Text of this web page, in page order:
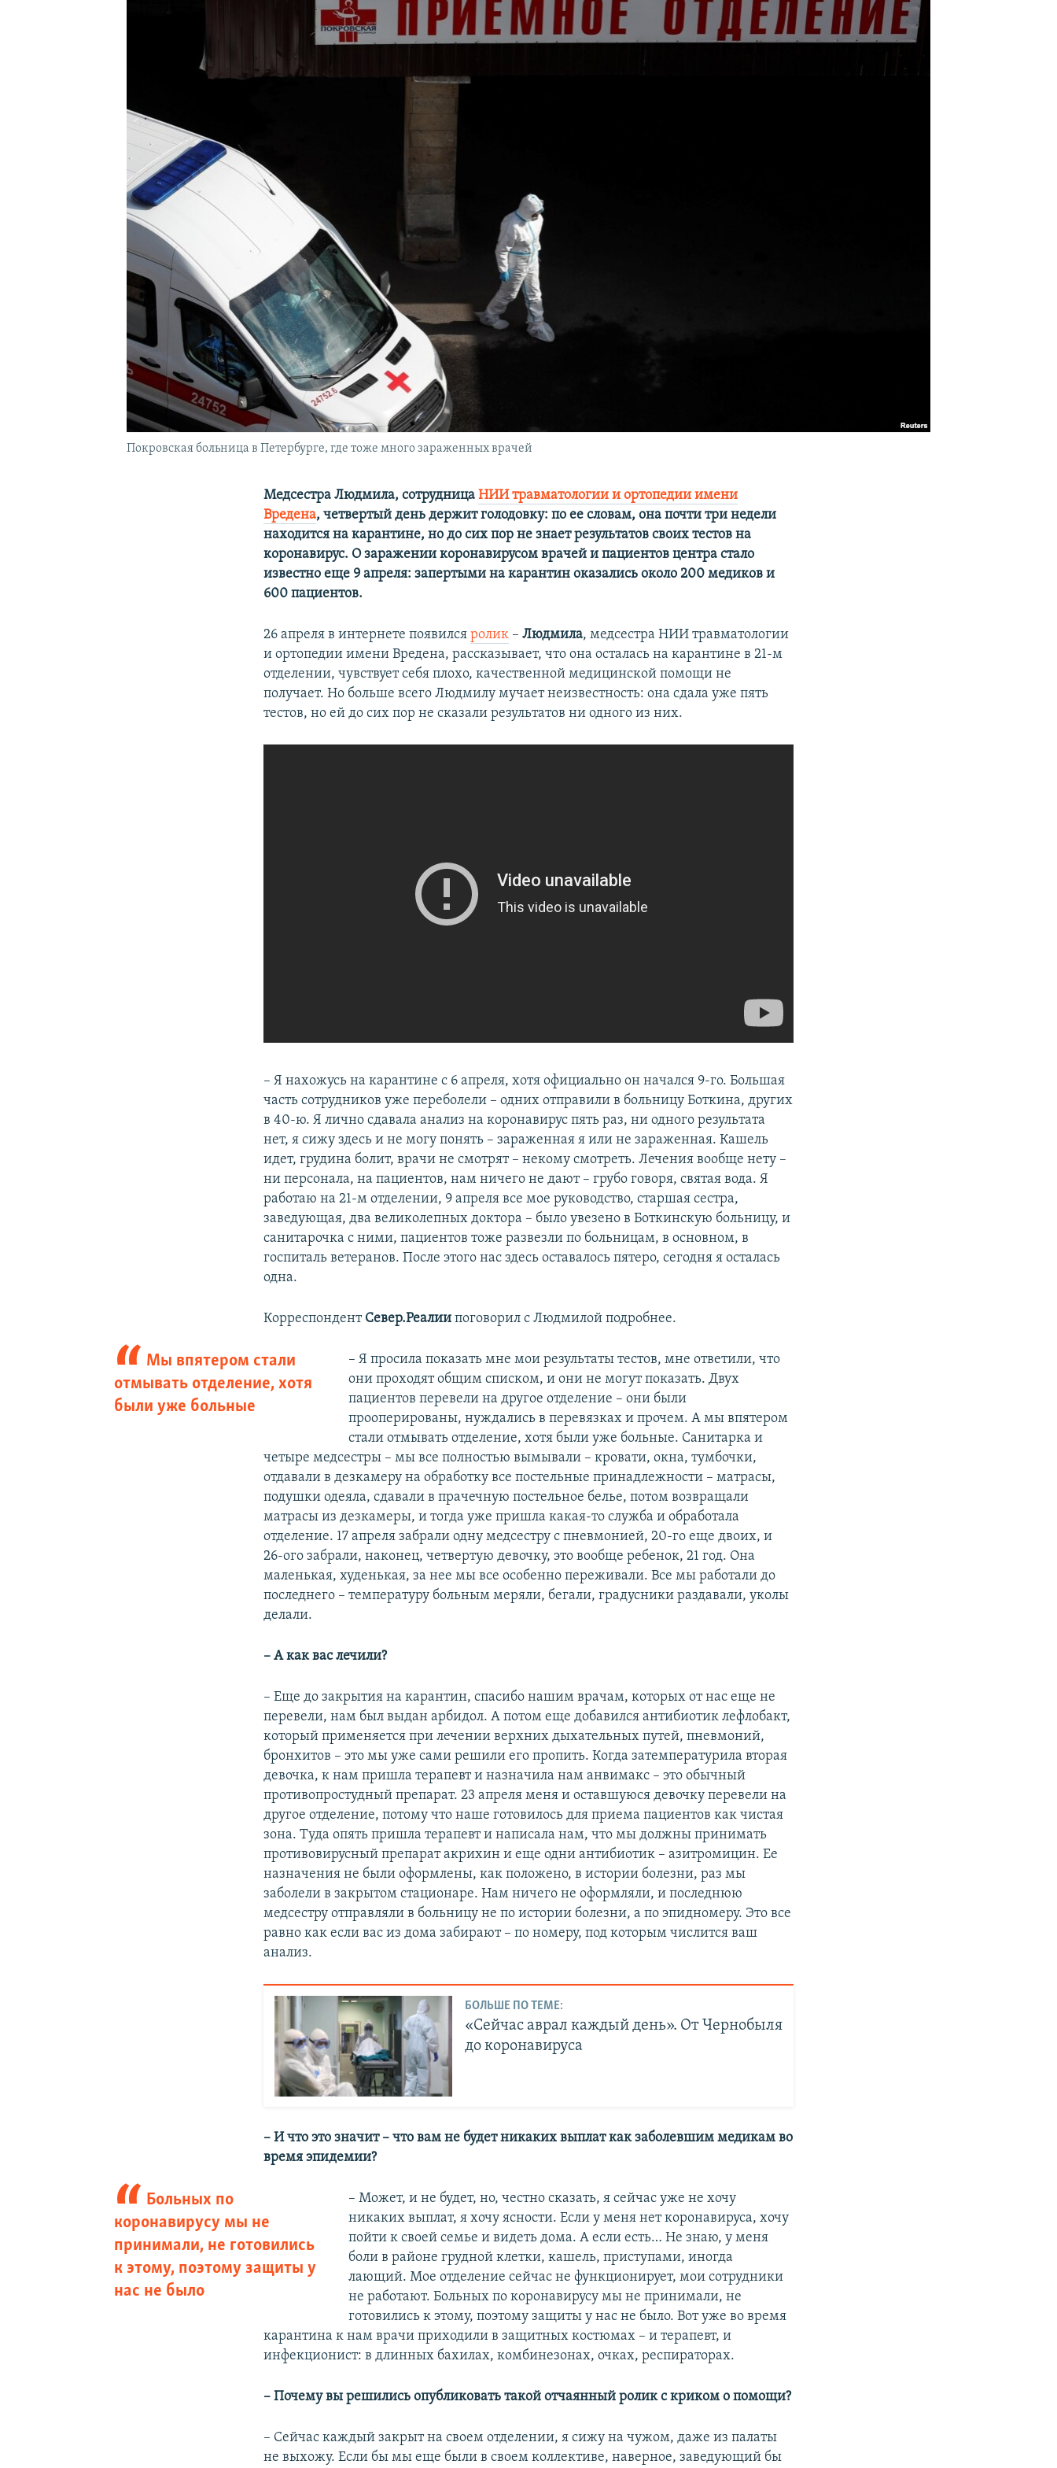
Покровская больница в Петербурге, где тоже много зараженных врачей
Медсестра Людмила, сотрудницаНИИ травматологии и ортопедии имени
Вредена, четвертый день держит голодовку: по ее словам, она почти три недели
находится на карантине, но до сих пор не знает результатов своих тестов на
коронавирус. О заражении коронавирусом врачей и пациентов центра стало
известно еще 9 апреля: запертыми на карантин оказались около 200 медиков и
600 пациентов.
26 апреля в интернете появилсяролик –Людмила, медсестра НИИ травматологии
и ортопедии имени Вредена, рассказывает, что она осталась на карантине в 21-м
отделении, чувствует себя плохо, качественной медицинской помощи не
получает. Но больше всего Людмилу мучает неизвестность: она сдала уже пять
тестов, но ей до сих пор не сказали результатов ни одного из них.
– Я нахожусь на карантине с 6 апреля, хотя официально он начался 9-го. Большая
часть сотрудников уже переболели – одних отправили в больницу Боткина, других
в 40-ю. Я лично сдавала анализ на коронавирус пять раз, ни одного результата
нет, я сижу здесь и не могу понять – зараженная я или не зараженная. Кашель
идет, грудина болит, врачи не смотрят – некому смотреть. Лечения вообще нету –
ни персонала, на пациентов, нам ничего не дают – грубо говоря, святая вода. Я
работаю на 21-м отделении, 9 апреля все мое руководство, старшая сестра,
заведующая, два великолепных доктора – было увезено в Боткинскую больницу, и
санитарочка с ними, пациентов тоже развезли по больницам, в основном, в
госпиталь ветеранов. После этого нас здесь оставалось пятеро, сегодня я осталась
одна.
Корреспондент Север.Реалии поговорил с Людмилой подробнее.
Мы впятером стали
отмывать отделение, хотя
были уже больные
– Я просила показать мне мои результаты тестов, мне ответили, что
они проходят общим списком, и они не могут показать. Двух
пациентов перевели на другое отделение – они были
прооперированы, нуждались в перевязках и прочем. А мы впятером
стали отмывать отделение, хотя были уже больные. Санитарка и
четыре медсестры – мы все полностью вымывали – кровати, окна, тумбочки,
отдавали в дезкамеру на обработку все постельные принадлежности – матрасы,
подушки одеяла, сдавали в прачечную постельное белье, потом возвращали
матрасы из дезкамеры, и тогда уже пришла какая-то служба и обработала
отделение. 17 апреля забрали одну медсестру с пневмонией, 20-го еще двоих, и
26-ого забрали, наконец, четвертую девочку, это вообще ребенок, 21 год. Она
маленькая, худенькая, за нее мы все особенно переживали. Все мы работали до
последнего – температуру больным меряли, бегали, градусники раздавали, уколы
делали.
– А как вас лечили?
– Еще до закрытия на карантин, спасибо нашим врачам, которых от нас еще не
перевели, нам был выдан арбидол. А потом еще добавился антибиотик лефлобакт,
который применяется при лечении верхних дыхательных путей, пневмоний,
бронхитов – это мы уже сами решили его пропить. Когда затемпературила вторая
девочка, к нам пришла терапевт и назначила нам анвимакс – это обычный
противопростудный препарат. 23 апреля меня и оставшуюся девочку перевели на
другое отделение, потому что наше готовилось для приема пациентов как чистая
зона. Туда опять пришла терапевт и написала нам, что мы должны принимать
противовирусный препарат акрихин и еще одни антибиотик – азитромицин. Ее
назначения не были оформлены, как положено, в истории болезни, раз мы
заболели в закрытом стационаре. Нам ничего не оформляли, и последнюю
медсестру отправляли в больницу не по истории болезни, а по эпидномеру. Это все
равно как если вас из дома забирают – по номеру, под которым числится ваш
анализ.
БОЛЬШЕ ПО ТЕМЕ:
«Сейчас аврал каждый день». От Чернобыля
до коронавируса
– И что это значит – что вам не будет никаких выплат как заболевшим медикам во
время эпидемии?
Больных по
коронавирусу мы не
принимали, не готовились
к этому, поэтому защиты у
нас не было
– Может, и не будет, но, честно сказать, я сейчас уже не хочу
никаких выплат, я хочу ясности. Если у меня нет коронавируса, хочу
пойти к своей семье и видеть дома. А если есть… Не знаю, у меня
боли в районе грудной клетки, кашель, приступами, иногда
лающий. Мое отделение сейчас не функционирует, мои сотрудники
не работают. Больных по коронавирусу мы не принимали, не
готовились к этому, поэтому защиты у нас не было. Вот уже во время
карантина к нам врачи приходили в защитных костюмах – и терапевт, и
инфекционист: в длинных бахилах, комбинезонах, очках, респираторах.
– Почему вы решились опубликовать такой отчаянный ролик с криком о помощи?
– Сейчас каждый закрыт на своем отделении, я сижу на чужом, даже из палаты
не выхожу. Если бы мы еще были в своем коллективе, наверное, заведующий бы